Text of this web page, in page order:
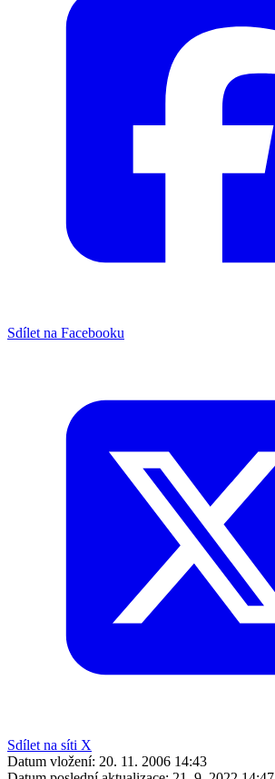
Sdílet na Facebooku
Sdílet na síti X
Datum vložení: 20. 11. 2006 14:43